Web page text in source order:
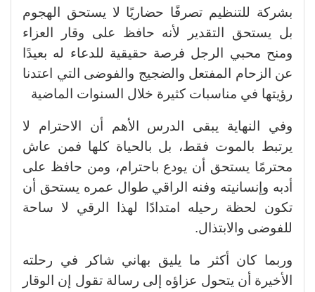
بشركة للتنظيم تصرفًا حضاريًا لا يستحق الهجوم
بل يستحق التقدير لأنه حافظ على وقار العزاء
ومنح محبي الرجل فرصة حقيقية للدعاء له بعيدًا
عن الزحام المفتعل والضجيج والفوضى التي اعتدنا
رؤيتها في مناسبات كثيرة خلال السنوات الماضية
وفي النهاية يبقى الدرس الأهم أن الاحترام لا
يرتبط بالموت فقط، بل بالحياة كلها فمن عاش
محترمًا يستحق أن يودع باحترام، ومن حافظ على
أدبه وإنسانيته وفنه الراقي طوال عمره يستحق أن
تكون لحظة رحيله امتدادًا لهذا الرقي لا ساحة
للفوضى والابتذال.
وربما كان أكثر ما يليق بهاني شاكر في رحلته
الأخيرة أن يتحول عزاؤه إلى رسالة تقول إن الوقار